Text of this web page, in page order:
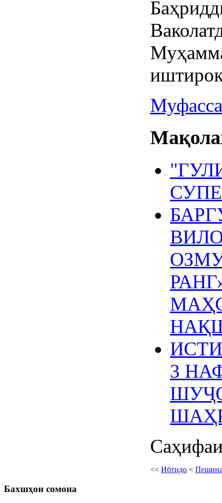
3
<< Ибтидо <
Бахшҳои сомона